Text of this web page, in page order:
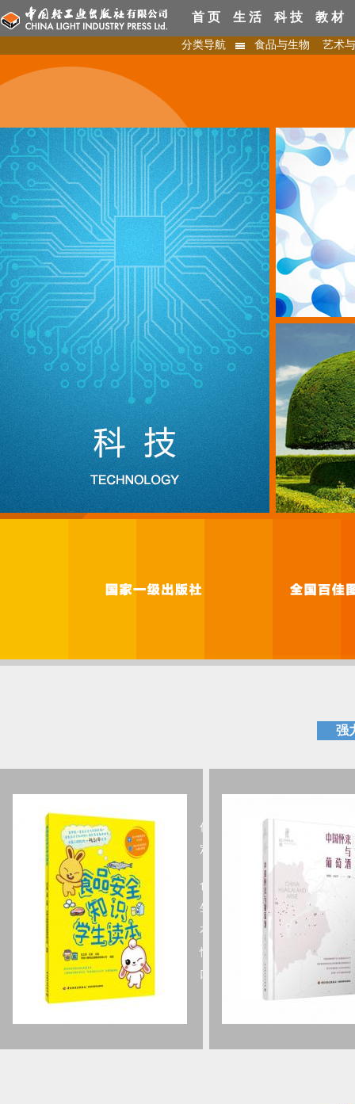
首 页 生 活 科 技 教 材
分类导航 食品与生物 艺术
强
作者：沈立荣 王慧
定价：￥28.00
食品安全关系青少年的身体健
生命安全，关系中华民族的未
本书针对由于食品安全问题的
性，存在食品安全风险交流的缺
口；……